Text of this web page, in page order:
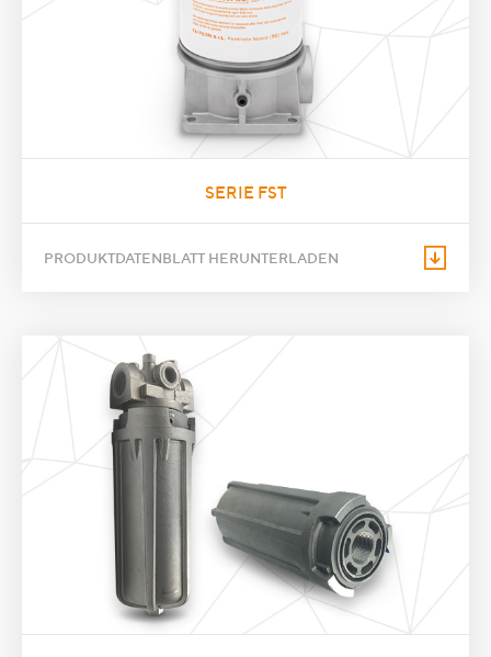
SERIE FST
PRODUKTDATENBLATT HERUNTERLADEN